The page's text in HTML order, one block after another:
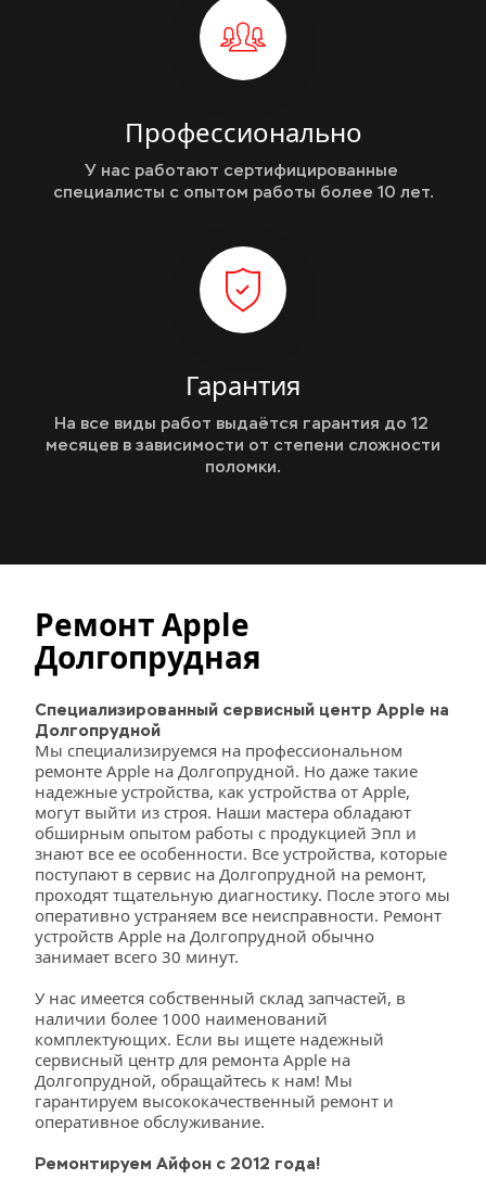
Профессионально
У нас работают сертифицированные
специалисты с опытом работы более 10 лет.
Гарантия
На все виды работ выдаётся гарантия до 12
месяцев в зависимости от степени сложности
поломки.
Ремонт Apple
Долгопрудная
Специализированный сервисный центр Apple на
Долгопрудной
Мы специализируемся на профессиональном
ремонте Apple на Долгопрудной. Но даже такие
надежные устройства, как устройства от Apple,
могут выйти из строя. Наши мастера обладают
обширным опытом работы с продукцией Эпл и
знают все ее особенности. Все устройства, которые
поступают в сервис на Долгопрудной на ремонт,
проходят тщательную диагностику. После этого мы
оперативно устраняем все неисправности. Ремонт
устройств Apple на Долгопрудной обычно
занимает всего 30 минут.
У нас имеется собственный склад запчастей, в
наличии более 1000 наименований
комплектующих. Если вы ищете надежный
сервисный центр для ремонта Apple на
Долгопрудной, обращайтесь к нам! Мы
гарантируем высококачественный ремонт и
оперативное обслуживание.
Ремонтируем Айфон с 2012 года!